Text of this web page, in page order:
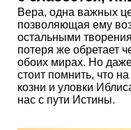
Вера, одна важных
позволяющая ему
остальными
потеря же обретает
обоих мирах. Но
стоит помнить, что
козни и уловки
нас с пути Истины.